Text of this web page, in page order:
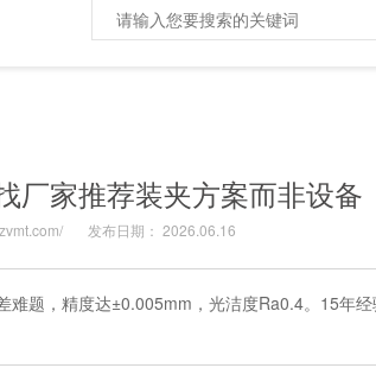
厂家推荐装夹方案而非设备
发布日期： 2026.06.16
题，精度达±0.005mm，光洁度Ra0.4。15年